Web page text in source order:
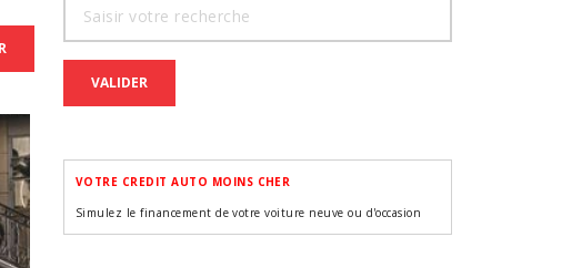
VALIDER
VOTRE CREDIT AUTO MOINS CHER
Simulez le financement de votre voiture neuve ou d'occasion